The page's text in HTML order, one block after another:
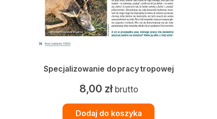
Zamów ogłoszenie on-line
Zamów ogłoszenie do druku
Kontakt
Specjalizowanie do pracy tropowej
8,00 zł brutto
Dodaj do koszyka